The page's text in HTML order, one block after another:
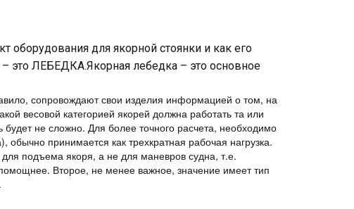
оборудования для якорной стоянки и как его
это ЛЕБЕДКА.Якорная лебедка – это основное
сопровождают свои изделия информацией о том, на
весовой категорией якорей должна работать та или
не сложно. Для более точного расчета, необходимо
обычно принимается как трехкратная рабочая нагрузка.
подъема якоря, а не для маневров судна, т.е.
Второе, не менее важное, значение имеет тип